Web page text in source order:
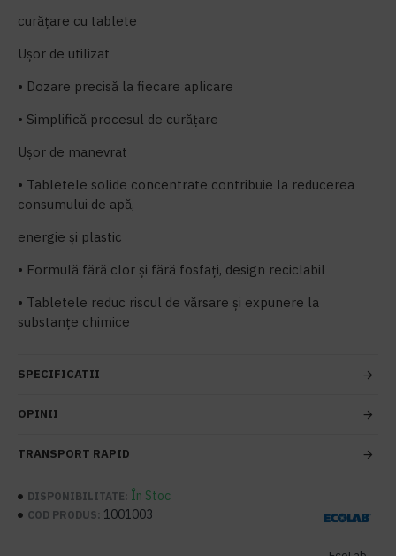
curățare cu tablete
Ușor de utilizat
• Dozare precisă la fiecare aplicare
• Simplifică procesul de curățare
Ușor de manevrat
• Tabletele solide concentrate contribuie la reducerea
consumului de apă,
energie și plastic
• Formulă fără clor și fără fosfați, design reciclabil
• Tabletele reduc riscul de vărsare și expunere la
substanțe chimice
SPECIFICATII
OPINII
TRANSPORT RAPID
DISPONIBILITATE: În Stoc
COD PRODUS: 1001003